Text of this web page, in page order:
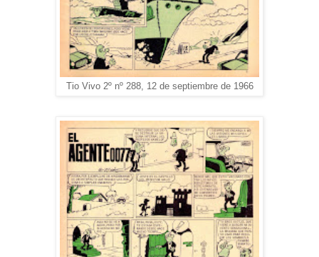
Tio Vivo 2º nº 288, 12 de septiembre de 1966